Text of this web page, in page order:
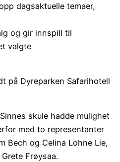
dagsaktuelle temaer,
og gir innspill til
valgte
på Dyreparken Safarihotell
skule hadde mulighet
med to representanter
Bech og Celina Lohne Lie,
Frøysaa.